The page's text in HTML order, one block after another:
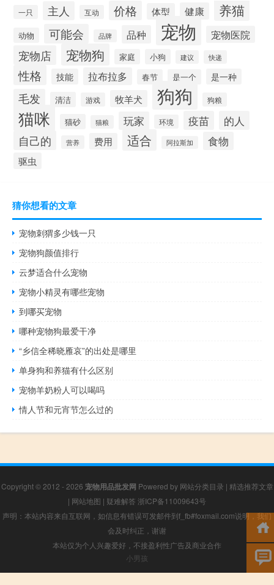
一只 主人 互动 价格 体型 健康 养猫
动物 可能会 品牌 品种 宠物 宠物医院
宠物店 宠物狗 家庭 小狗 建议 快递
性格 技能 拉布拉多 春节 是一个 是一种
毛发 清洁 游戏 牧羊犬 狗狗 狗粮
猫咪 猫砂 猫粮 玩家 环境 疫苗 的人
自己的 营养 费用 适合 阿拉斯加 食物
驱虫
猜你想看的文章
宠物刺猬多少钱一只
宠物狗颜值排行
云梦适合什么宠物
宠物小精灵有哪些宠物
到哪买宠物
哪种宠物狗最爱干净
“乡信全稀晓雁哀”的出处是哪里
单身狗和养猫有什么区别
宠物羊奶粉人可以喝吗
情人节和元宵节怎么过的
Copyright © 2012 - 2026 宠物用品批发网 Powered by 网站分类目录 | 精选推荐文章
| 网站地图 | 疑难解答 浙ICP备11009643号
声明：本站内容来自互联网，如信息有错误可发邮件到f_fb#foxmail.com说明，我们
会及时纠正，谢谢
本站仅为个人兴趣爱好，不接盈利性广告及商业合作
小男孩